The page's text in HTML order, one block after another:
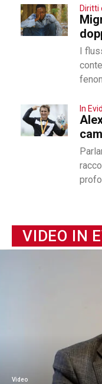
Diritti
I
In
VIDEO IN
Video